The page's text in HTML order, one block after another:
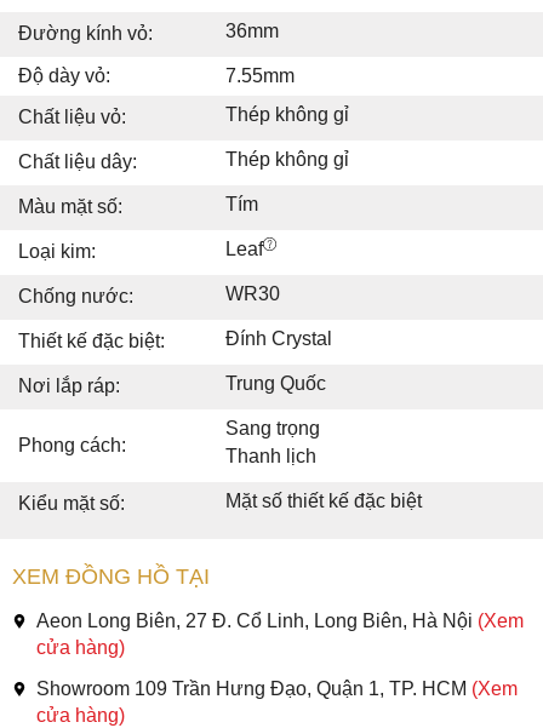
Đường kính vỏ: 36mm
Độ dày vỏ:
7.55mm
Chất liệu vỏ:
Thép không gỉ
Chất liệu dây: Thép không gỉ
Màu mặt số: Tím
Loại kim: Leaf
Chống nước: WR30
Thiết kế đặc biệt: Đính Crystal
Nơi lắp ráp: Trung Quốc
Phong cách:
Sang trọng
Thanh lịch
Kiểu mặt số: Mặt số thiết kế đặc biệt
XEM ĐỒNG HỒ TẠI
Aeon Long Biên, 27 Đ. Cổ Linh, Long Biên, Hà Nội (Xem
cửa hàng)
Showroom 109 Trần Hưng Đạo, Quận 1, TP. HCM (Xem
cửa hàng)